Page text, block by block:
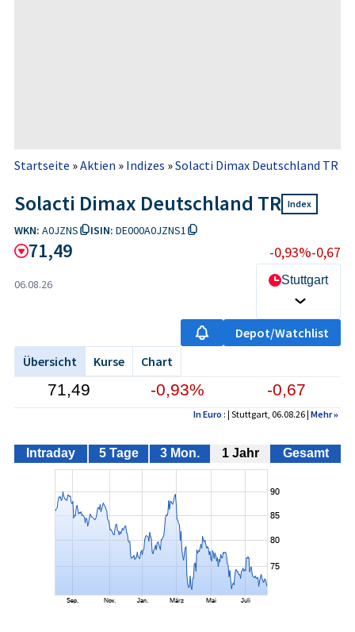
Startseite »Aktien » Indizes »Solacti Dimax Deutschland TR
Solacti Dimax Deutschland TR Index
WKN: A0JZNS ISIN: DE000A0JZNS1
71,49 -0,93%-0,67
06.08.26 Stuttgart
Depot/Watchlist
Übersicht
Kurse Chart
71,49 -0,93% -0,67
In Euro : | Stuttgart, 06.08.26 | Mehr»
Intraday 5 Tage 3 Mon. 1 Jahr Gesamt